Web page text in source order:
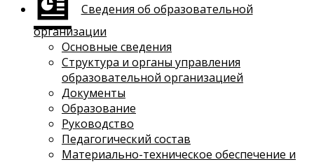
Сведения об образовательной
организации
Основные сведения
Структура и органы управления
образовательной организацией
Документы
Образование
Руководство
Педагогический состав
Материально-техническое обеспечение и